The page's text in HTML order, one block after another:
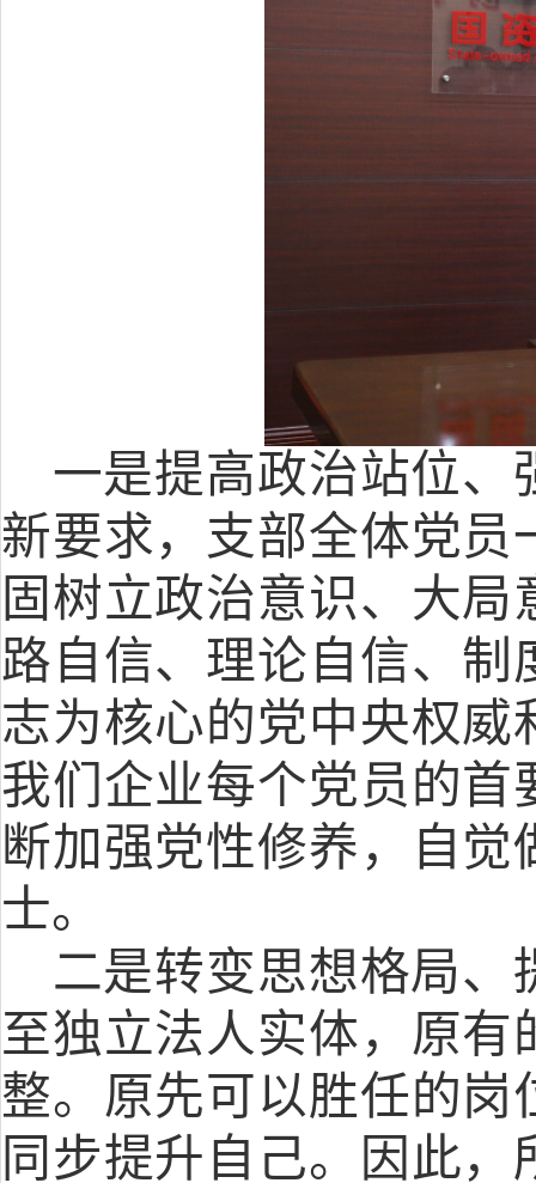
一是提高政治站位、
新要求，支部全体党
固树立政治意识、大
路自信、理论自信、
志为核心的党中央权
我们企业每个党员的
断加强党性修养，自
士。
二是转变思想格局、
至独立法人实体，原
整。原先可以胜任的
同步提升自己。因此